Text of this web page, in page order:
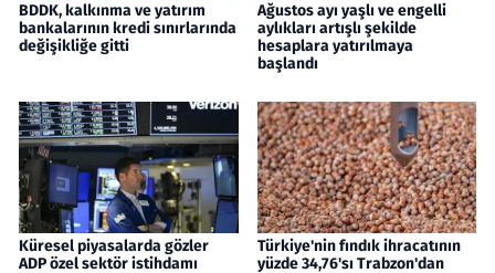
BDDK, kalkınma ve yatırım
bankalarının kredi sınırlarında
değişikliğe gitti
Ağustos ayı yaşlı ve engelli
aylıkları artışlı şekilde
hesaplara yatırılmaya
başlandı
Küresel piyasalarda gözler
ADP özel sektör istihdamı
Türkiye'nin fındık ihracatının
yüzde 34,76'sı Trabzon'dan